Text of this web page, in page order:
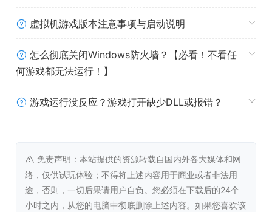
成人内容描述
开发者对内容描述如下：
Orphans contains mature content such
（翻译：《孤儿》包含以下成人内容：
– 针对儿童的暴力行为。
– 针对动物的暴力行为。）
虚拟机游戏版本注意事项与启动说明
怎么彻底关闭Windows防火墙？【必看！不看任
何游戏都无法运行！】
游戏运行没反应？游戏打开缺少DLL或报错？
免责声明：本站提供的资源转载自国内外各大媒体和网
络，仅供试玩体验；不得将上述内容用于商业或者非法用
途，否则，一切后果请用户自负。您必须在下载后的24个
小时之内，从您的电脑中彻底删除上述内容。如果您喜欢该